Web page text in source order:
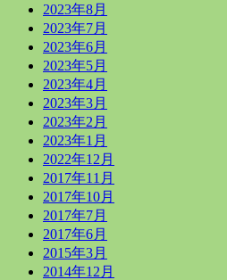
2023年8月
2023年7月
2023年6月
2023年5月
2023年4月
2023年3月
2023年2月
2023年1月
2022年12月
2017年11月
2017年10月
2017年7月
2017年6月
2015年3月
2014年12月